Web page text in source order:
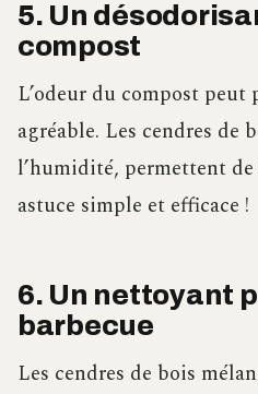
5. Un
compost
L’odeur du compost peut
agréable. Les cendres de
l’humidité, permettent
astuce simple et efficace !
6. Un nettoyant
barbecue
Les cendres de bois